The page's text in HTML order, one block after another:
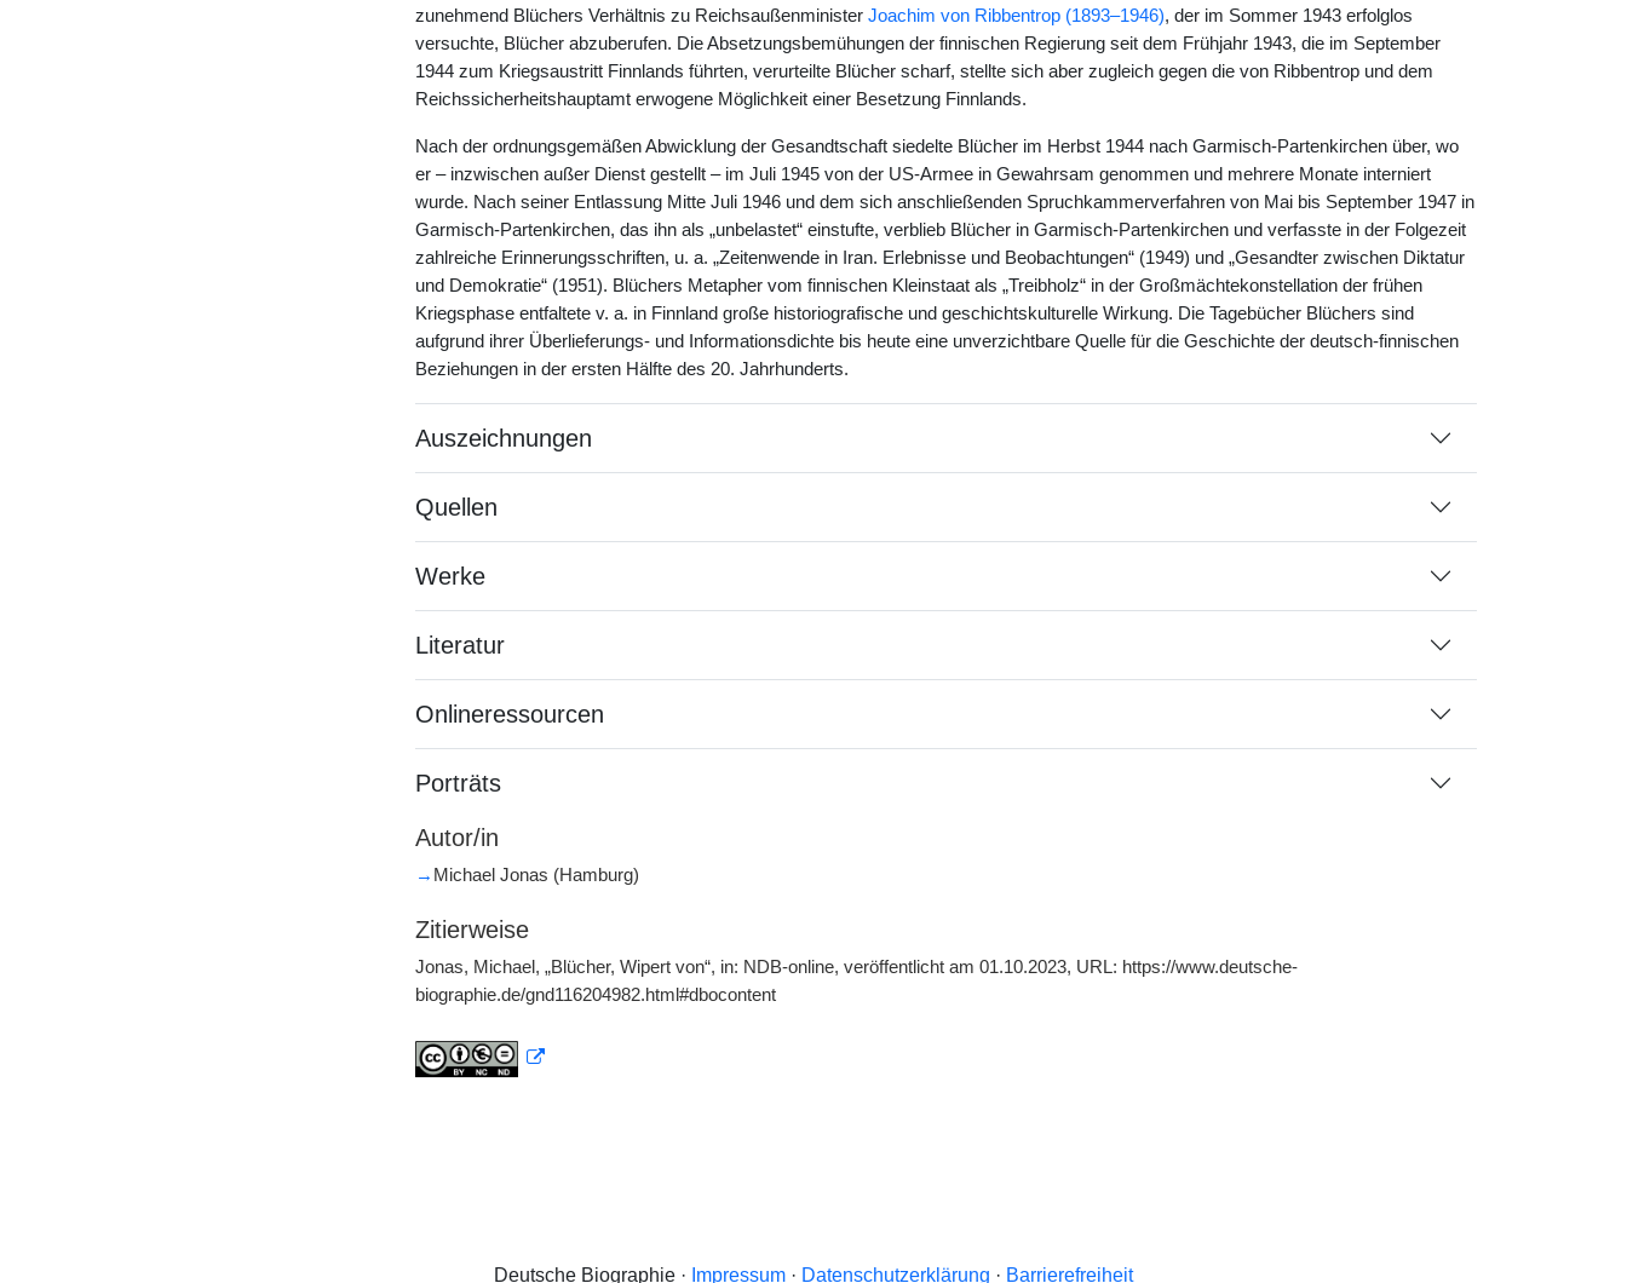
zunehmend Blüchers Verhältnis zu Reichsaußenminister Joachim von Ribbentrop (1893–1946), der im Sommer 1943 erfolglos
versuchte, Blücher abzuberufen. Die Absetzungsbemühungen der finnischen Regierung seit dem Frühjahr 1943, die im September
1944 zum Kriegsaustritt Finnlands führten, verurteilte Blücher scharf, stellte sich aber zugleich gegen die von Ribbentrop und dem
Reichssicherheitshauptamt erwogene Möglichkeit einer Besetzung Finnlands.
Nach der ordnungsgemäßen Abwicklung der Gesandtschaft siedelte Blücher im Herbst 1944 nach Garmisch-Partenkirchen über, wo
er – inzwischen außer Dienst gestellt – im Juli 1945 von der US-Armee in Gewahrsam genommen und mehrere Monate interniert
wurde. Nach seiner Entlassung Mitte Juli 1946 und dem sich anschließenden Spruchkammerverfahren von Mai bis September 1947 in
Garmisch-Partenkirchen, das ihn als „unbelastet“ einstufte, verblieb Blücher in Garmisch-Partenkirchen und verfasste in der Folgezeit
zahlreiche Erinnerungsschriften, u. a. „Zeitenwende in Iran. Erlebnisse und Beobachtungen“ (1949) und „Gesandter zwischen Diktatur
und Demokratie“ (1951). Blüchers Metapher vom finnischen Kleinstaat als „Treibholz“ in der Großmächtekonstellation der frühen
Kriegsphase entfaltete v. a. in Finnland große historiografische und geschichtskulturelle Wirkung. Die Tagebücher Blüchers sind
aufgrund ihrer Überlieferungs- und Informationsdichte bis heute eine unverzichtbare Quelle für die Geschichte der deutsch-finnischen
Beziehungen in der ersten Hälfte des 20. Jahrhunderts.
Auszeichnungen
Quellen
Werke
Literatur
Onlineressourcen
Porträts
Autor/in
→ Michael Jonas (Hamburg)
Zitierweise
Jonas, Michael, „Blücher, Wipert von“, in: NDB-online, veröffentlicht am 01.10.2023, URL: https://www.deutsche-
biographie.de/gnd116204982.html#dbocontent
Deutsche Biographie · Impressum · Datenschutzerklärung · Barrierefreiheit